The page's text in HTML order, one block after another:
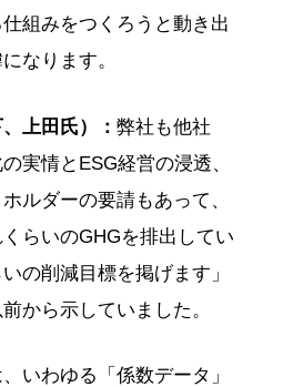
組みをつくろうと動き出
なります。
上田氏）： 弊社も他社
実情とESG経営の浸透、
ルダーの要請もあって、
くらいのGHGを排出してい
の削減目標を掲げます」
から示していました。
いわゆる「係数データ」